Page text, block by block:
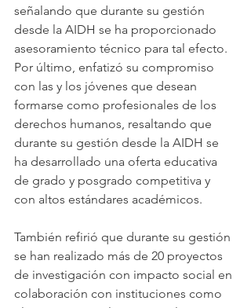
señalando que durante su gestión
desde la AIDH se ha proporcionado
asesoramiento técnico para tal efecto.
Por último, enfatizó su compromiso
con las y los jóvenes que desean
formarse como profesionales de los
derechos humanos, resaltando que
durante su gestión desde la AIDH se
ha desarrollado una oferta educativa
de grado y posgrado competitiva y
con altos estándares académicos.
También refirió que durante su gestión
se han realizado más de 20 proyectos
de investigación con impacto social en
colaboración con instituciones como